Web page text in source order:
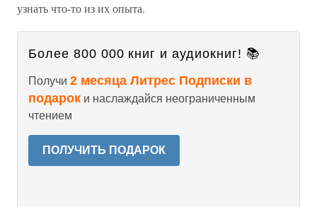
узнать что-то из их опыта.
Более 800 000 книг и аудиокниг! 📚
Получи 2 месяца Литрес Подписки в
подарок и наслаждайся неограниченным
чтением
ПОЛУЧИТЬ ПОДАРОК